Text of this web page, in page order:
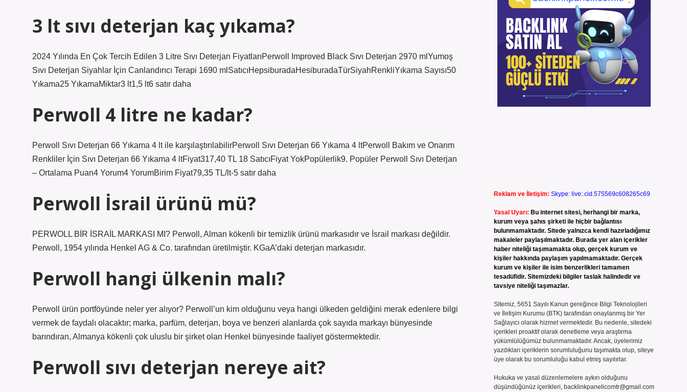
3 lt sıvı deterjan kaç yıkama?
2024 Yılında En Çok Tercih Edilen 3 Litre Sıvı Deterjan FiyatlarıPerwoll Improved Black Sıvı Deterjan 2970 mlYumoş
Sıvı Deterjan Siyahlar İçin Canlandırıcı Terapi 1690 mlSatıcıHepsiburadaHesiburadaTürSiyahRenkliYıkama Sayısı50
Yıkama25 YıkamaMiktar3 lt1,5 lt6 satır daha
Perwoll 4 litre ne kadar?
Perwoll Sıvı Deterjan 66 Yıkama 4 lt ile karşılaştırılabilirPerwoll Sıvı Deterjan 66 Yıkama 4 ltPerwoll Bakım ve Onarım
Renkliler İçin Sıvı Deterjan 66 Yıkama 4 ltFiyat317,40 TL 18 SatıcıFiyat YokPopülerlik9. Popüler Perwoll Sıvı Deterjan
– Ortalama Puan4 Yorum4 YorumBirim Fiyat79,35 TL/lt-5 satır daha
Perwoll İsrail ürünü mü?
PERWOLL BİR İSRAİL MARKASI MI? Perwoll, Alman kökenli bir temizlik ürünü markasıdır ve İsrail markası değildir.
Perwoll, 1954 yılında Henkel AG & Co. tarafından üretilmiştir. KGaA’daki deterjan markasıdır.
Perwoll hangi ülkenin malı?
Perwoll ürün portföyünde neler yer alıyor? Perwoll’un kim olduğunu veya hangi ülkeden geldiğini merak edenlere bilgi
vermek de faydalı olacaktır; marka, parfüm, deterjan, boya ve benzeri alanlarda çok sayıda markayı bünyesinde
barındıran, Almanya kökenli çok uluslu bir şirket olan Henkel bünyesinde faaliyet göstermektedir.
Perwoll sıvı deterjan nereye ait?
Reklam ve İletişim: Skype: live:.cid.575569c608265c69
Yasal Uyarı: Bu internet sitesi, herhangi bir marka,
kurum veya şahıs şirketi ile hiçbir bağlantısı
bulunmamaktadır. Sitede yalnızca kendi hazırladığımız
makaleler paylaşılmaktadır. Burada yer alan içerikler
haber niteliği taşımamakta olup, gerçek kurum ve
kişiler hakkında paylaşım yapılmamaktadır. Gerçek
kurum ve kişiler ile isim benzerlikleri tamamen
tesadüfidir. Sitemizdeki bilgiler taslak halindedir ve
tavsiye niteliği taşımazlar.
Sitemiz, 5651 Sayılı Kanun gereğince Bilgi Teknolojileri
ve İletişim Kurumu (BTK) tarafından onaylanmış bir Yer
Sağlayıcı olarak hizmet vermektedir. Bu nedenle, sitedeki
içerikleri proaktif olarak denetleme veya araştırma
yükümlülüğümüz bulunmamaktadır. Ancak, üyelerimiz
yazdıkları içeriklerin sorumluluğunu taşımakta olup, siteye
üye olarak bu sorumluluğu kabul etmiş sayılırlar.
Hukuka ve yasal düzenlemelere aykırı olduğunu
düşündüğünüz içerikleri, backlinkpanelicomtr@gmail.com